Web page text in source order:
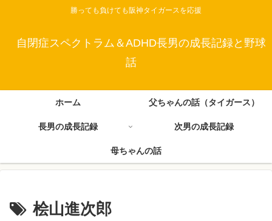
勝っても負けても阪神タイガースを応援
自閉症スペクトラム＆ADHD長男の成長記録と野球
話
ホーム 父ちゃんの話（タイガース）
長男の成長記録 次男の成長記録
母ちゃんの話
桧山進次郎